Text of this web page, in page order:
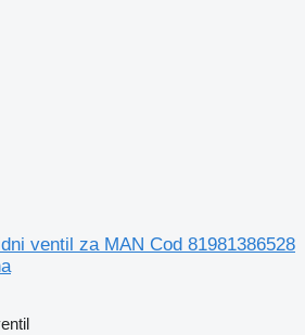
ventil za MAN Cod 81981386528